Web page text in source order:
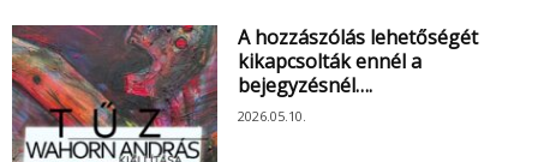
A hozzászólás lehetőségét
kikapcsolták ennél a
bejegyzésnél….
2026.05.10.